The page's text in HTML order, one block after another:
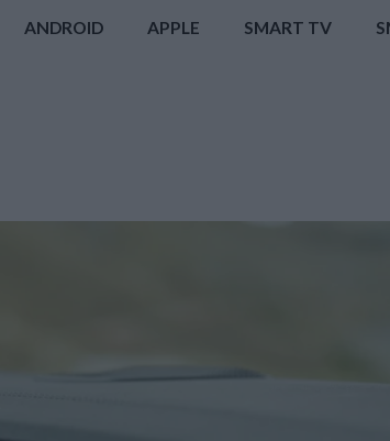
ANDROID APPLE SMART TV